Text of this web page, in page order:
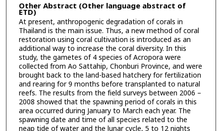
Other Abstract (Other language abstract of
ETD)
At present, anthropogenic degradation of corals in
Thailand is the main issue. Thus, a new method of coral
restoration using coral cultivation is introduced as an
additional way to increase the coral diversity. In this
study, the gametes of 4 species of Acropora were
collected from Ao Sattahip, Chonburi Province, and were
brought back to the land-based hatchery for fertilization
and rearing for 9 months before transplanted to natural
reefs. The results from the field surveys between 2006 –
2008 showed that the spawning period of corals in this
area occurred during January to March each year. The
spawning date and time of all species related to the
neap tide of water and the lunar cycle, 5 to 12 nights